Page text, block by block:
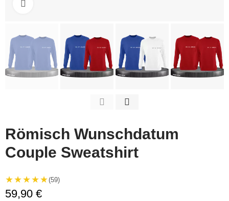
Römisch Wunschdatum
Couple Sweatshirt
★★★★★(59)
59,90 €